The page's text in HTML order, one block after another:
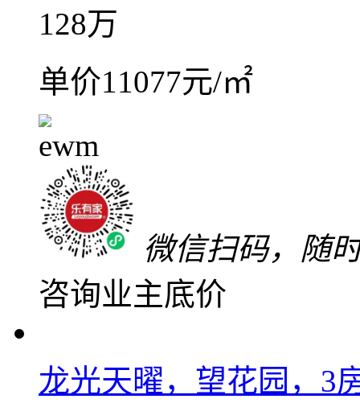
低于同小区20万
128万
单价11077元/㎡
咨询业主底价